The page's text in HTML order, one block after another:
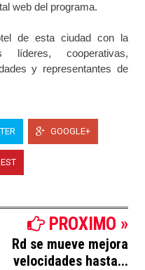
web del programa.
de esta ciudad con la
líderes, cooperativas,
y representantes de
GOOGLE+
PROXIMO »
Rd se mueve mejora
velocidades hasta...